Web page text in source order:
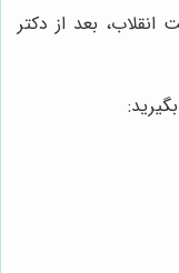
انقلاب، بعد از دکتر